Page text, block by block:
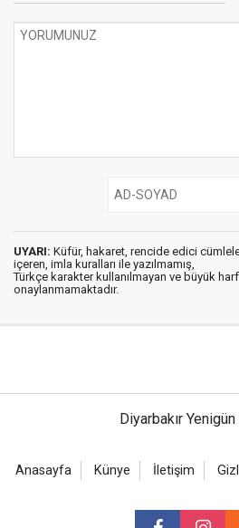
UYARI: Küfür, hakaret, rencide edici
içeren, imla kuralları ile yazılmamış,
Türkçe karakter kullanılmayan ve büyük
onaylanmamaktadır.
Diyarbakır
Anasayfa Künye İletişim